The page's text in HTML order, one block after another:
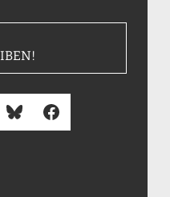
Bluesky Facebook